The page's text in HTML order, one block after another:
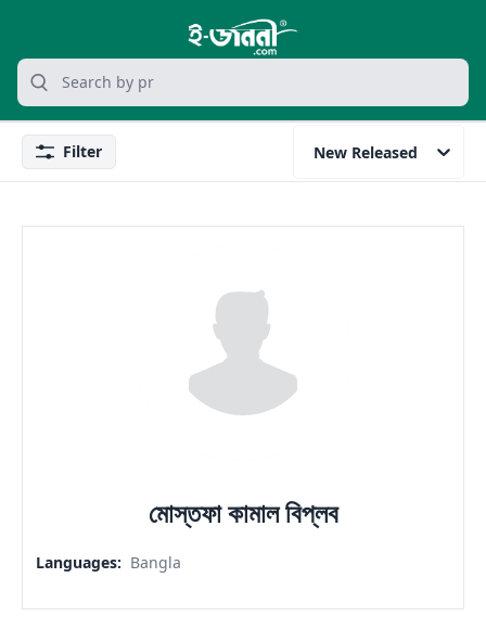
grocery search at header
Search
FilterFilter New Released
মোস্তফা কামাল বিপ্লব
Languages: Bangla